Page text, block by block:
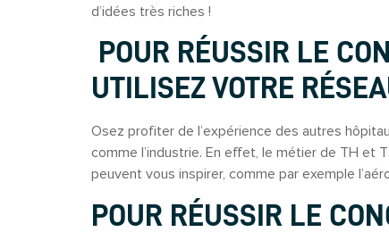
d’idées très riches !
POUR RÉUSSIR LE
UTILISEZ VOTRE
Osez profiter de l’expérience des autres
comme l’industrie. En effet, le métier de TH et
peuvent vous inspirer, comme par exemple
POUR RÉUSSIR LE